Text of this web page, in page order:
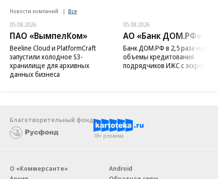
Новости компаний Все
05.08.2026
ПАО «ВымпелКом»
Beeline Cloud и PlatformCraft
запустили холодное S3-
хранилище для архивных
данных бизнеса
05.08.2026
АО «Банк ДОМ.РФ»
Банк ДОМ.РФ в 2,5 раза
объемы кредитования
подрядчиков ИЖС с эскроу
Благотворительный фонд
18+ реклама
О «Коммерсанте»
Android